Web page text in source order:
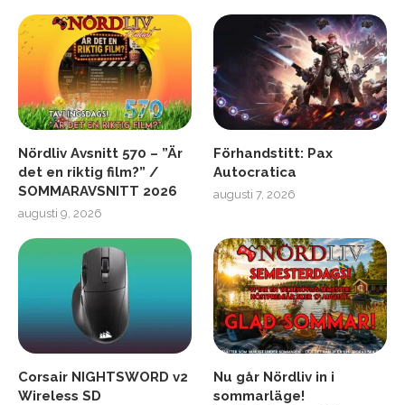
Nördliv Avsnitt 570 – ”Är
det en riktig film?” /
SOMMARAVSNITT 2026
augusti 9, 2026
Förhandstitt: Pax
Autocratica
augusti 7, 2026
Corsair NIGHTSWORD v2
Wireless SD
Nu går Nördliv in i
sommarläge!